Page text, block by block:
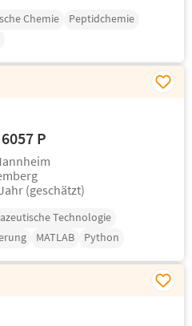
Chemie
Peptidchemie
P
(geschätzt)
Technologie
MATLAB Python